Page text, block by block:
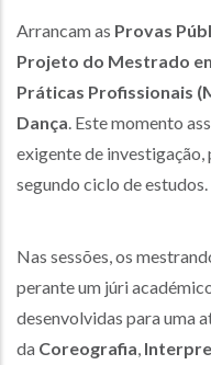
Arrancam as Provas
Projeto do Mestrado
Práticas Profissionais
Dança. Este momento
exigente de
segundo ciclo de estudos.
Nas sessões, os
perante um júri
desenvolvidas para uma
da Coreografia,